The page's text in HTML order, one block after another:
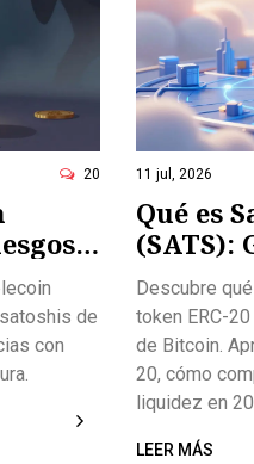
20
y
de
con
11 jul, 2026
Qué es
(SATS):
cómo
Descubre
token ERC-
de Bitcoin.
20, cómo
liquidez en
LEER MÁS